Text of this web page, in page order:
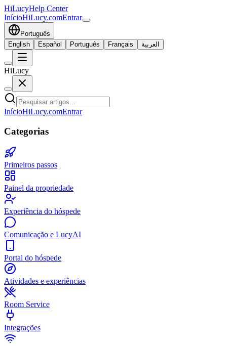
HiLucyHelp Center
InícioHiLucy.comEntrar
Português
English
Español Português Français العربية
HiLucy
InícioHiLucy.comEntrar
Categorias
Primeiros passos
Painel da propriedade
Experiência do hóspede
Comunicação e LucyAI
Portal do hóspede
Atividades e experiências
Room Service
Integrações